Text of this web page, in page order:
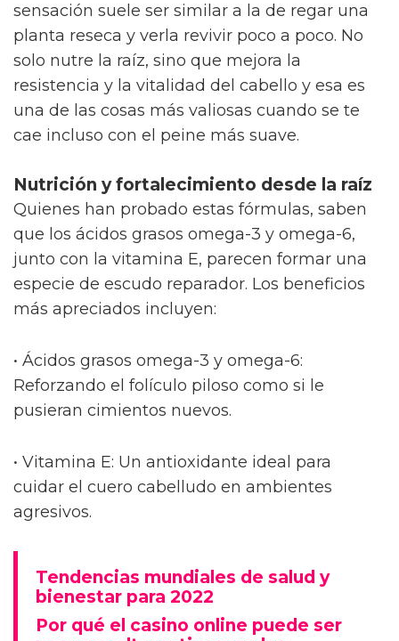
sensación suele ser similar a la de regar una
planta reseca y verla revivir poco a poco. No
solo nutre la raíz, sino que mejora la
resistencia y la vitalidad del cabello y esa es
una de las cosas más valiosas cuando se te
cae incluso con el peine más suave.
Nutrición y fortalecimiento desde la raíz
Quienes han probado estas fórmulas, saben
que los ácidos grasos omega-3 y omega-6,
junto con la vitamina E, parecen formar una
especie de escudo reparador. Los beneficios
más apreciados incluyen:
• Ácidos grasos omega-3 y omega-6:
Reforzando el folículo piloso como si le
pusieran cimientos nuevos.
• Vitamina E: Un antioxidante ideal para
cuidar el cuero cabelludo en ambientes
agresivos.
Tendencias mundiales de salud y
bienestar para 2022
Por qué el casino online puede ser